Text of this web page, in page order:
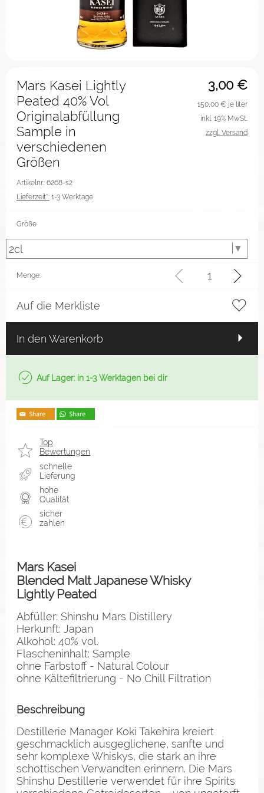
3,00 €
Mars Kasei Lightly
Peated 40% Vol
Originalabfüllung
Sample in
verschiedenen
Größen
Artikelnr.: 6268-s2
Lieferzeit*: 1-3 Werktage
150,00 € je liter
inkl. 19% MwSt.
zzgl. Versand
Größe
Menge:
Auf die Merkliste
In den Warenkorb
Auf Lager: in 1-3 Werktagen bei dir
Top
Bewertungen
schnelle
Lieferung
hohe
Qualität
sicher
zahlen
Mars Kasei
Blended Malt Japanese Whisky
Lightly Peated
Abfüller: Shinshu Mars Distillery
Herkunft: Japan
Alkohol: 40% vol.
Flascheninhalt: Sample
ohne Farbstoff - Natural Colour
ohne Kältefiltrierung - No Chill Filtration
Beschreibung
Destillerie Manager Koki Takehira kreiert
geschmacklich ausgeglichene, sanfte und
sehr komplexe Whiskys, die stark an ihre
schottischen Verwandten erinnern. Die Mars
Shinshu Destillerie verwendet für ihre Spirits